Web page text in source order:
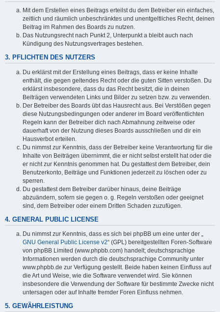
Mit dem Erstellen eines Beitrags erteilst du dem Betreiber ein einfaches,
zeitlich und räumlich unbeschränktes und unentgeltliches Recht, deinen
Beitrag im Rahmen des Boards zu nutzen.
Das Nutzungsrecht nach Punkt 2, Unterpunkt a bleibt auch nach
Kündigung des Nutzungsvertrages bestehen.
3. PFLICHTEN DES NUTZERS
Du erklärst mit der Erstellung eines Beitrags, dass er keine Inhalte
enthält, die gegen geltendes Recht oder die guten Sitten verstoßen. Du
erklärst insbesondere, dass du das Recht besitzt, die in deinen
Beiträgen verwendeten Links und Bilder zu setzen bzw. zu verwenden.
Der Betreiber des Boards übt das Hausrecht aus. Bei Verstößen gegen
diese Nutzungsbedingungen oder anderer im Board veröffentlichten
Regeln kann der Betreiber dich nach Abmahnung zeitweise oder
dauerhaft von der Nutzung dieses Boards ausschließen und dir ein
Hausverbot erteilen.
Du nimmst zur Kenntnis, dass der Betreiber keine Verantwortung für die
Inhalte von Beiträgen übernimmt, die er nicht selbst erstellt hat oder die
er nicht zur Kenntnis genommen hat. Du gestattest dem Betreiber, dein
Benutzerkonto, Beiträge und Funktionen jederzeit zu löschen oder zu
sperren.
Du gestattest dem Betreiber darüber hinaus, deine Beiträge
abzuändern, sofern sie gegen o. g. Regeln verstoßen oder geeignet
sind, dem Betreiber oder einem Dritten Schaden zuzufügen.
4. GENERAL PUBLIC LICENSE
Du nimmst zur Kenntnis, dass es sich bei phpBB um eine unter der „
GNU General Public License v2“ (GPL) bereitgestellten Foren-Software
von phpBB Limited (www.phpbb.com) handelt; deutschsprachige
Informationen werden durch die deutschsprachige Community unter
www.phpbb.de zur Verfügung gestellt. Beide haben keinen Einfluss auf
die Art und Weise, wie die Software verwendet wird. Sie können
insbesondere die Verwendung der Software für bestimmte Zwecke nicht
untersagen oder auf Inhalte fremder Foren Einfluss nehmen.
5. GEWÄHRLEISTUNG